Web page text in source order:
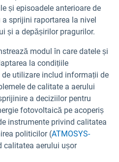
și episoadele anterioare de
sprijini raportarea la nivel
și a depășirilor pragurilor.
modul în care datele și
la condițiile
utilizare includ informații de
de calitate a aerului
a deciziilor pentru
fotovoltaică pe acoperiș
instrumente privind calitatea
politicilor (ATMOSYS-
calitatea aerului ușor